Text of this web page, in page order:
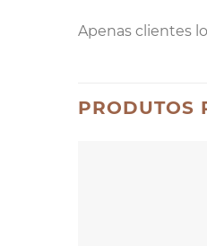
Apenas clientes
PRODUTOS